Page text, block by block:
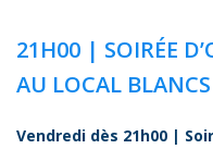
21H00 | SOIRÉE
AU LOCAL
Vendredi dès 21h00 |